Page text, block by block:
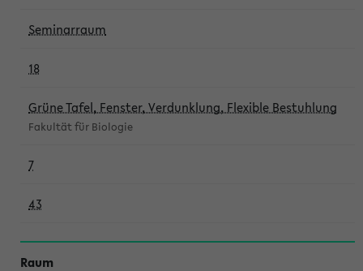
Seminarraum
18
Grüne Tafel, Fenster, Verdunklung, Flexible Bestuhlung
Fakultät für Biologie
7
43